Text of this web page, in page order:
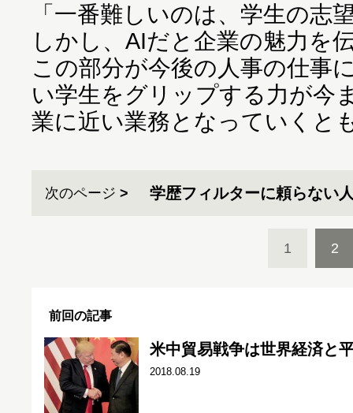
「一番難しいのは、学生の志
しかし、AIだと企業の魅力を
この部分が今後の人事の仕事
い学生をグリップする力が今
業に近い業務となっていくと
次のページ 学歴フィルターに頼らない
1 2
前回の記事
米中貿易戦争は世界経済と
2018.08.19